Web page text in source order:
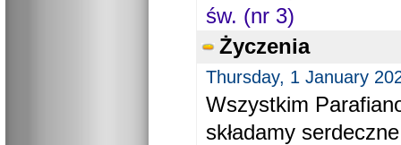
św. (nr 3)
Życzenia
Thursday, 1 January
Wszystkim
składamy